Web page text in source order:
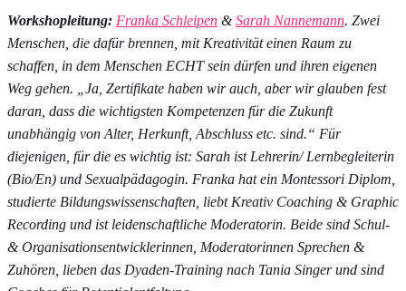
Workshopleitung: Franka Schleipen &Sarah Nannemann. Zwei
Menschen, die dafür brennen, mit Kreativität einen Raum zu
schaffen, in dem Menschen ECHT sein dürfen und ihren eigenen
Weg gehen. „Ja, Zertifikate haben wir auch, aber wir glauben fest
daran, dass die wichtigsten Kompetenzen für die Zukunft
unabhängig von Alter, Herkunft, Abschluss etc. sind.“ Für
diejenigen, für die es wichtig ist: Sarah ist Lehrerin/ Lernbegleiterin
(Bio/En) und Sexualpädagogin. Franka hat ein Montessori Diplom,
studierte Bildungswissenschaften, liebt Kreativ Coaching & Graphic
Recording und ist leidenschaftliche Moderatorin. Beide sind Schul-
& Organisationsentwicklerinnen, Moderatorinnen Sprechen &
Zuhören, lieben das Dyaden-Training nach Tania Singer und sind